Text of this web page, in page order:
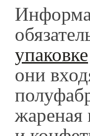
упаковке
они